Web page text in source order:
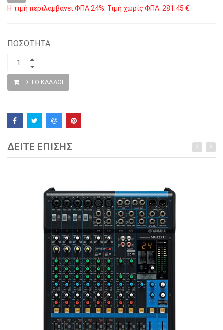
Η τιμή περιλαμβάνει ΦΠΑ 24%. Τιμή χωρίς ΦΠΑ: 281.45 €
ΠΟΣΟΤΗΤΑ :
ΣΤΟ ΚΑΛΑΘΙ
ΔΕΙΤΕ ΕΠΙΣΗΣ